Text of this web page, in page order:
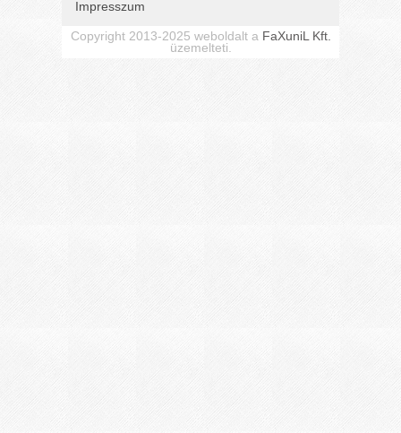
Impresszum
Copyright 2013-2025 weboldalt a FaXuniL Kft.
üzemelteti.